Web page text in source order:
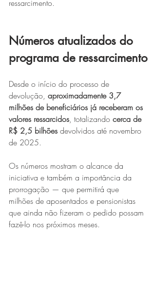
ressarcimento.
Números atualizados do
programa de ressarcimento
Desde o início do processo de
devolução, aproximadamente 3,7
milhões de beneficiários já receberam os
valores ressarcidos, totalizando cerca de
R$ 2,5 bilhões devolvidos até novembro
de 2025.
Os números mostram o alcance da
iniciativa e também a importância da
prorrogação — que permitirá que
milhões de aposentados e pensionistas
que ainda não fizeram o pedido possam
fazê-lo nos próximos meses.